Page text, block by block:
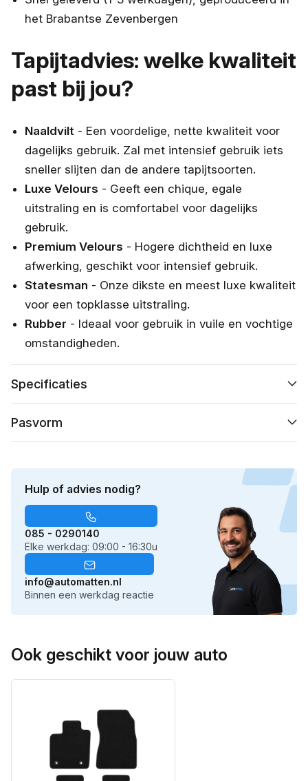
het Brabantse Zevenbergen
Tapijtadvies: welke kwaliteit
past bij jou?
Naaldvilt - Een voordelige, nette kwaliteit voor
dagelijks gebruik. Zal met intensief gebruik iets
sneller slijten dan de andere tapijtsoorten.
Luxe Velours - Geeft een chique, egale
uitstraling en is comfortabel voor dagelijks
gebruik.
Premium Velours - Hogere dichtheid en luxe
afwerking, geschikt voor intensief gebruik.
Statesman - Onze dikste en meest luxe kwaliteit
voor een topklasse uitstraling.
Rubber - Ideaal voor gebruik in vuile en vochtige
omstandigheden.
Specificaties
Pasvorm
Hulp of advies nodig?
085 - 0290140
Elke werkdag: 09:00 - 16:30u
info@automatten.nl
Binnen een werkdag reactie
Ook geschikt voor jouw auto